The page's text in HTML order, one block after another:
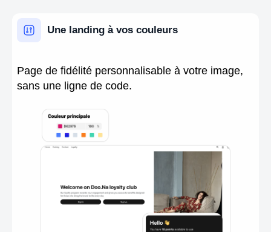
Une landing à vos couleurs
Page de fidélité personnalisable à votre image,
sans une ligne de code.